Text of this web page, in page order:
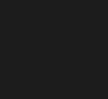
卡萨琳戈意